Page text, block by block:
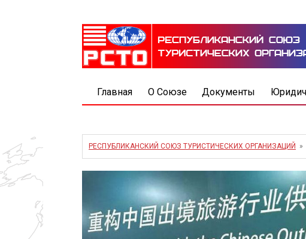
Главная О Союзе Документы
РЕСПУБЛИКАНСКИЙ СОЮЗ ТУРИСТИЧЕСКИХ ОРГАНИЗАЦИЙ »